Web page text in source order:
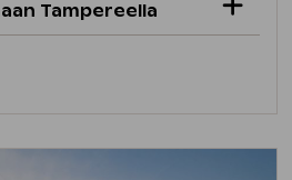
Tampereella